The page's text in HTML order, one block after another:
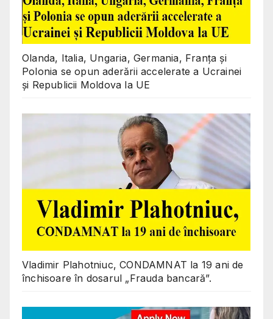
Olanda, Italia, Ungaria, Germania, Franța și
Polonia se opun aderării accelerate a Ucrainei
și Republicii Moldova la UE
Vladimir Plahotniuc, CONDAMNAT la 19 ani de
închisoare în dosarul „Frauda bancară”.